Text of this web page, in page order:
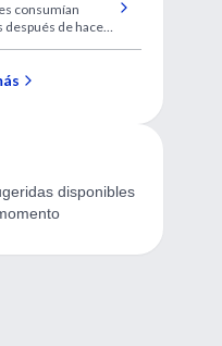
ejercicio
consumían
después de hacer
disponibles